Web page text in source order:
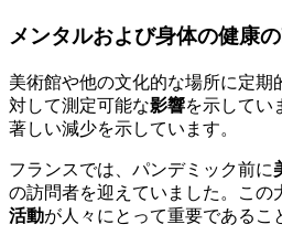
メンタルおよび身体の健康
美術館や他の文化的な場所に定期
対して測定可能な影響を示してい
著しい減少を示しています。
フランスでは、パンデミック前に
の訪問者を迎えていました。この
活動が人々にとって重要であるこ